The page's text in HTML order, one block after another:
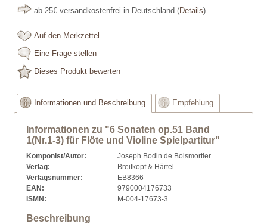
ab 25€ versandkostenfrei in Deutschland (Details)
Auf den Merkzettel
Eine Frage stellen
Dieses Produkt bewerten
Informationen und Beschreibung Empfehlung
Informationen zu "6 Sonaten op.51 Band
1(Nr.1-3) für Flöte und Violine Spielpartitur"
Komponist/Autor:
Joseph Bodin de Boismortier
Verlag:
Breitkopf & Härtel
Verlagsnummer:
EB8366
EAN:
9790004176733
ISMN:
M-004-17673-3
Beschreibung